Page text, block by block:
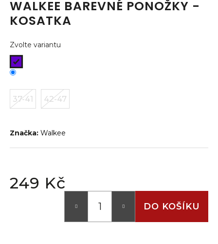
WALKEE BAREVNÉ PONOŽKY -
KOSATKA
Zvolte variantu
37-41 42-47
Značka: Walkee
249 Kč
DO KOŠÍKU
a
j
í
t
?
p
o